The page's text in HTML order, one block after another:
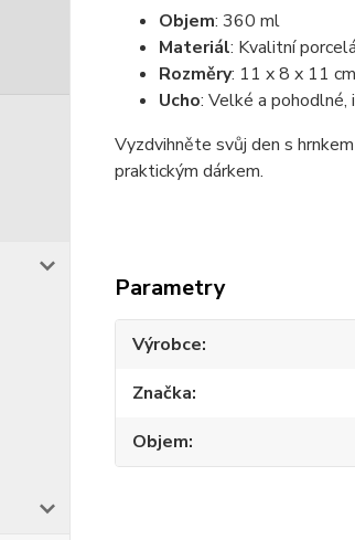
Objem: 360 ml
Materiál: Kvalitní
Rozměry: 11 x 8 x 11 cm
Ucho: Velké a pohodlné,
Vyzdvihněte svůj den s hrnkem
praktickým dárkem.
Parametry
Výrobce
Značka
Objem